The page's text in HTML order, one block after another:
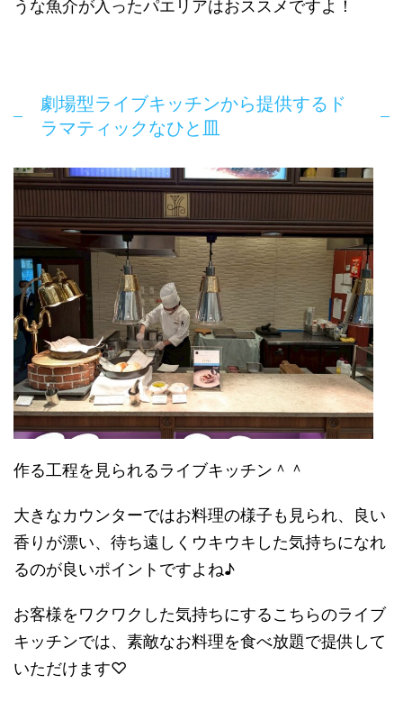
うな魚介が入ったパエリアはおススメですよ！
劇場型ライブキッチンから提供するド
ラマティックなひと皿
作る工程を見られるライブキッチン＾＾
大きなカウンターではお料理の様子も見られ、良い
香りが漂い、待ち遠しくウキウキした気持ちになれ
るのが良いポイントですよね♪
お客様をワクワクした気持ちにするこちらのライブ
キッチンでは、素敵なお料理を食べ放題で提供して
いただけます♡